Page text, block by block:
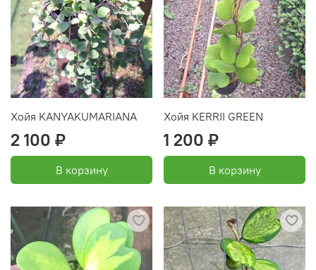
Хойя KANYAKUMARIANA
2 100 ₽
В корзину
Хойя KERRII GREEN
1 200 ₽
В корзину